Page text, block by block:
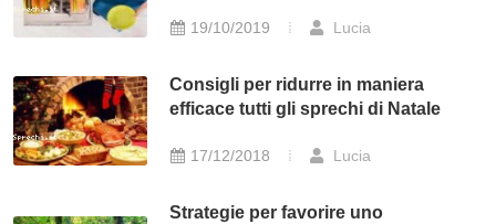
19/10/2019 Lucia
Consigli per ridurre in maniera
efficace tutti gli sprechi di Natale
17/12/2018 Lucia
Strategie per favorire uno